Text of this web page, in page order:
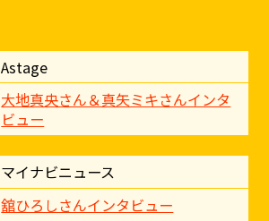
Astage
大地真央さん＆真矢ミキさんインタ
ビュー
マイナビニュース
舘ひろしさんインタビュー